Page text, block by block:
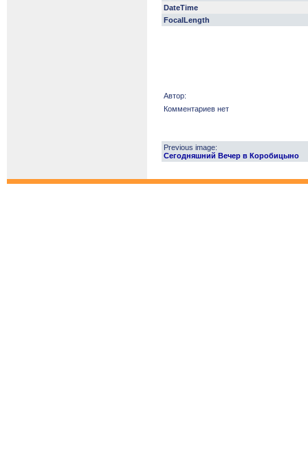
DateTime
FocalLength
Автор:
Комментариев нет
Previous image:
Сегодняшний Вечер в Коробицыно